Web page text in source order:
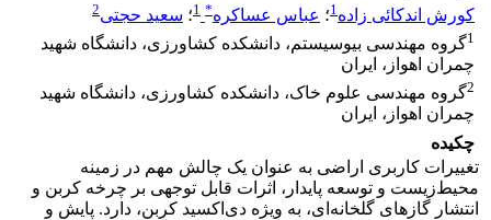
کورش اندکائی زاده1؛ عباس عساکره*
1؛ سعید حجتی2
1گروه مهندسی بیوسیستم، دانشکده کشاورزی، دانشگاه شهید
چمران اهواز، ایران
2گروه مهندسی علوم خاک، دانشکده کشاورزی، دانشگاه شهید
چمران اهواز، ایران
چکیده
تغییرات کاربری اراضی به عنوان یک چالش مهم در زمینه
محیط‌زیست و توسعه پایدار، اثرات قابل توجهی بر چرخه کربن و
انتشار گازهای گلخانه‌ای، به ویژه دی‌اکسید کربن، دارد. پایش و